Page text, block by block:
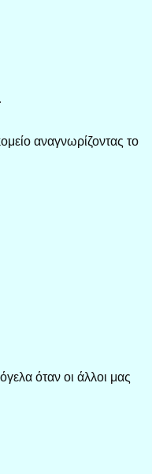
αναγνωρίζοντας το
όταν οι άλλοι μας